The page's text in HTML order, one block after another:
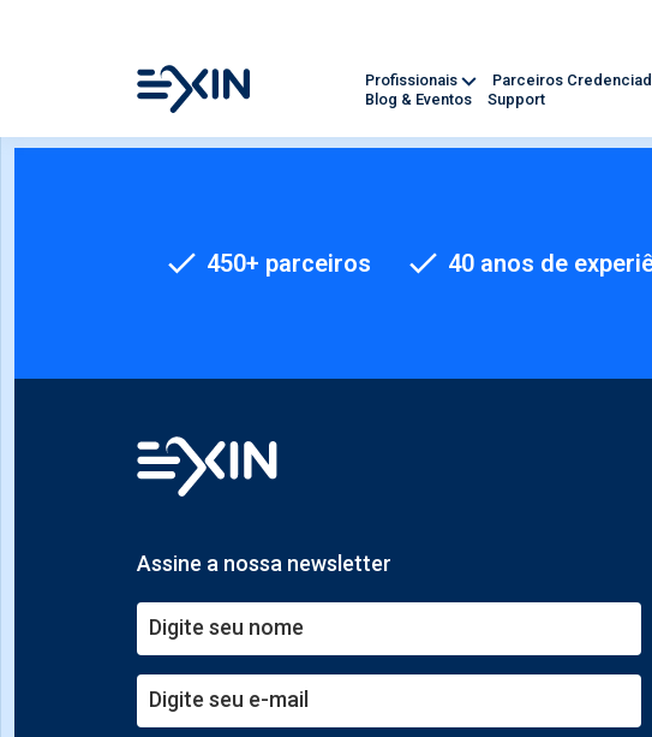
Profissionais Parceiros
Blog & Eventos
Support
450+ parceiros 40 anos de
Assine a nossa newsletter